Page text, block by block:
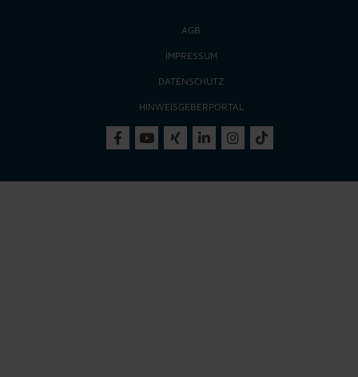
AGB
IMPRESSUM
DATENSCHUTZ
HINWEISGEBERPORTAL